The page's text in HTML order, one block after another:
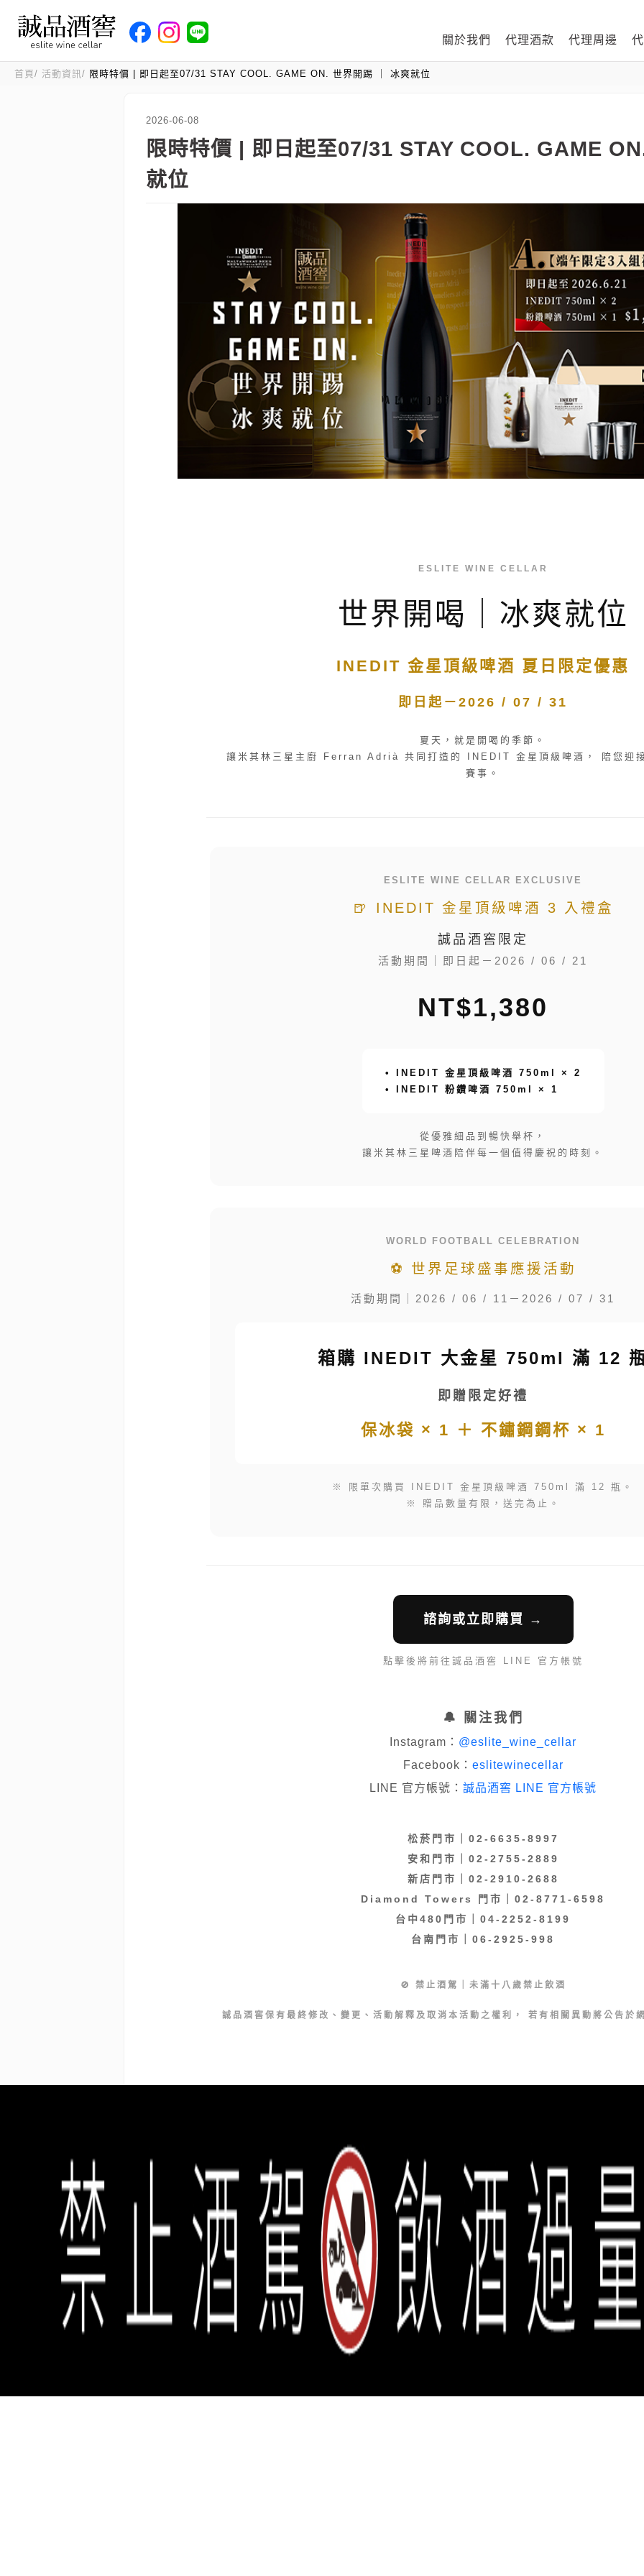
關於我們 代理酒款 代理周邊
首頁 活動資訊 限時特價 | 即日起至07/31 STAY COOL. GAME ON. 世界開踢 ｜ 冰爽就位
2026-06-08
限時特價 | 即日起至07/31 STAY COOL. GAME
就位
ESLITE WINE CELLAR
世界開喝｜冰爽就位
INEDIT 金星頂級啤酒 夏日限定優惠
即日起－2026 / 07 / 31
夏天，就是開喝的季節。
讓米其林三星主廚 Ferran Adrià 共同打造的 INEDIT 金星頂級啤酒， 陪您迎
賽事。
ESLITE WINE CELLAR EXCLUSIVE
🍺 INEDIT 金星頂級啤酒 3 入禮盒
誠品酒窖限定
活動期間｜即日起－2026 / 06 / 21
NT$1,380
• INEDIT 金星頂級啤酒 750ml × 2
• INEDIT 粉鑽啤酒 750ml × 1
從優雅細品到暢快舉杯，
讓米其林三星啤酒陪伴每一個值得慶祝的時刻。
WORLD FOOTBALL CELEBRATION
⚽ 世界足球盛事應援活動
活動期間｜2026 / 06 / 11－2026 / 07 / 31
箱購 INEDIT 大金星 750ml 滿 12
即贈限定好禮
保冰袋 × 1 ＋ 不鏽鋼鋼杯 × 1
※ 限單次購買 INEDIT 金星頂級啤酒 750ml 滿 12 瓶。
※ 贈品數量有限，送完為止。
諮詢或立即購買 →
點擊後將前往誠品酒窖 LINE 官方帳號
🔔 關注我們
Instagram： @eslite_wine_cellar
Facebook： eslitewinecellar
LINE 官方帳號： 誠品酒窖 LINE 官方帳號
松菸門市｜02-6635-8997
安和門市｜02-2755-2889
新店門市｜02-2910-2688
Diamond Towers 門市｜02-8771-6598
台中480門市｜04-2252-8199
台南門市｜06-2925-998
🚫 禁止酒駕｜未滿十八歲禁止飲酒
誠品酒窖保有最終修改、變更、活動解釋及取消本活動之權利， 若有相關異動將公告於
誠品生活餐旅事業群 copyright © 2026 eslite spectrum all rights